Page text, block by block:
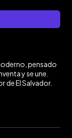
pensado
y se une.
de El Salvador.